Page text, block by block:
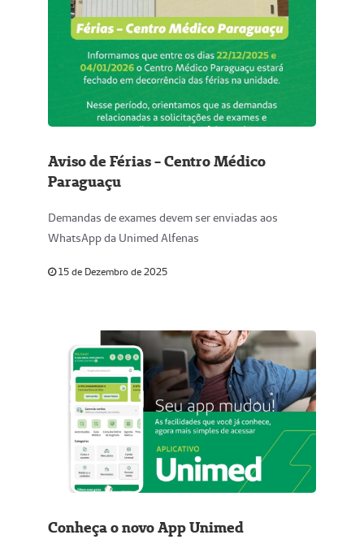
Aviso de Férias - Centro Médico
Paraguaçu
Demandas de exames devem ser enviadas aos
WhatsApp da Unimed Alfenas
15 de Dezembro de 2025
Conheça o novo App Unimed